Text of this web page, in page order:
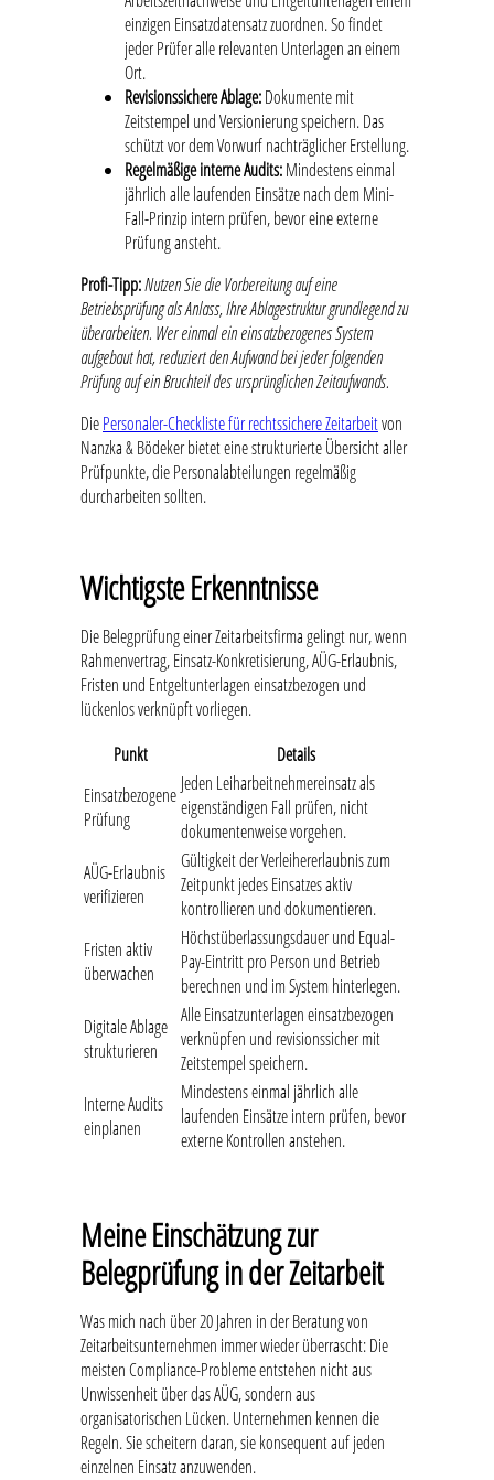
einzigen Einsatzdatensatz zuordnen. So findet
jeder Prüfer alle relevanten Unterlagen an einem
Ort.
Revisionssichere Ablage:Dokumente mit
Zeitstempel und Versionierung speichern. Das
schützt vor dem Vorwurf nachträglicher Erstellung.
Regelmäßige interne Audits:Mindestens einmal
jährlich alle laufenden Einsätze nach dem Mini-
Fall-Prinzip intern prüfen, bevor eine externe
Prüfung ansteht.
Profi-Tipp:Nutzen Sie die Vorbereitung auf eine
Betriebsprüfung als Anlass, Ihre Ablagestruktur grundlegend zu
überarbeiten. Wer einmal ein einsatzbezogenes System
aufgebaut hat, reduziert den Aufwand bei jeder folgenden
Prüfung auf ein Bruchteil des ursprünglichen Zeitaufwands.
DiePersonaler-Checkliste für rechtssichere Zeitarbeitvon
Nanzka & Bödeker bietet eine strukturierte Übersicht aller
Prüfpunkte, die Personalabteilungen regelmäßig
durcharbeiten sollten.
Wichtigste Erkenntnisse
Die Belegprüfung einer Zeitarbeitsfirma gelingt nur, wenn
Rahmenvertrag, Einsatz-Konkretisierung, AÜG-Erlaubnis,
Fristen und Entgeltunterlagen einsatzbezogen und
lückenlos verknüpft vorliegen.
Punkt
Details
Einsatzbezogene
Prüfung
Jeden Leiharbeitnehmereinsatz als
eigenständigen Fall prüfen, nicht
dokumentenweise vorgehen.
AÜG-Erlaubnis
verifizieren
Gültigkeit der Verleihererlaubnis zum
Zeitpunkt jedes Einsatzes aktiv
kontrollieren und dokumentieren.
Fristen aktiv
überwachen
Höchstüberlassungsdauer und Equal-
Pay-Eintritt pro Person und Betrieb
berechnen und im System hinterlegen.
Digitale Ablage
strukturieren
Alle Einsatzunterlagen einsatzbezogen
verknüpfen und revisionssicher mit
Zeitstempel speichern.
Interne Audits
einplanen
Mindestens einmal jährlich alle
laufenden Einsätze intern prüfen, bevor
externe Kontrollen anstehen.
Meine Einschätzung zur
Belegprüfung in der Zeitarbeit
Was mich nach über 20 Jahren in der Beratung von
Zeitarbeitsunternehmen immer wieder überrascht: Die
meisten Compliance-Probleme entstehen nicht aus
Unwissenheit über das AÜG, sondern aus
organisatorischen Lücken. Unternehmen kennen die
Regeln. Sie scheitern daran, sie konsequent auf jeden
einzelnen Einsatz anzuwenden.